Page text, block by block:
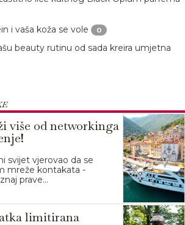
i vaša koža se vole 0
beauty rutinu od sada kreira umjetna
više od networkinga
svijet vjerovao da se
mreže kontakata -
prave...
limitirana